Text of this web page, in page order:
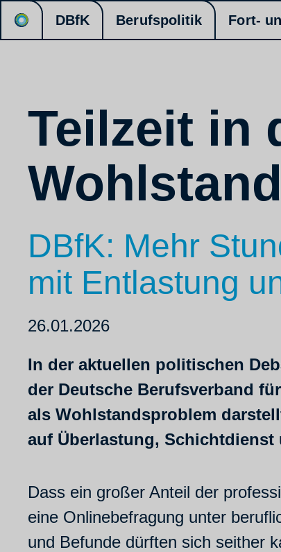
DBfK Berufspolitik Fort-
Teilzeit in
DBfK: Mehr
mit Entlastung
26.01.2026
In der aktuellen politischen
der Deutsche Berufsverband
als Wohlstandsproblem
auf Überlastung,
Dass ein großer Anteil der
eine Onlinebefragung unter
und Befunde dürften sich seither